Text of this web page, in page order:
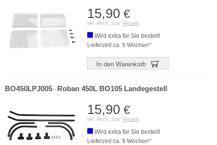
15,90 €
inkl. MwSt. zzgl. Versand
Wird extra für Sie bestellt
Lieferzeit ca. 9 Wochen*
In den Warenkorb
BO450LPJ005 - Roban 450L BO105 Landegestell
15,90 €
inkl. MwSt. zzgl. Versand
Wird extra für Sie bestellt
Lieferzeit ca. 9 Wochen*